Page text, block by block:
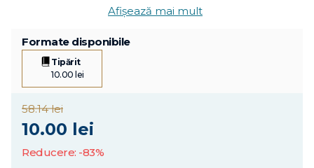
Afișează mai mult
Formate disponibile
Tipărit
10.00 lei
58.14 lei
10.00 lei
Reducere: -83%